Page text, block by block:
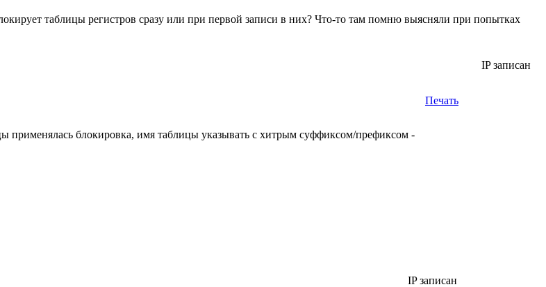
таблицы регистров сразу или при первой записи в них? Что-то там помню выясняли при попытках
IP записан
Печать
применялась блокировка, имя таблицы указывать с хитрым суффиксом/префиксом -
IP записан